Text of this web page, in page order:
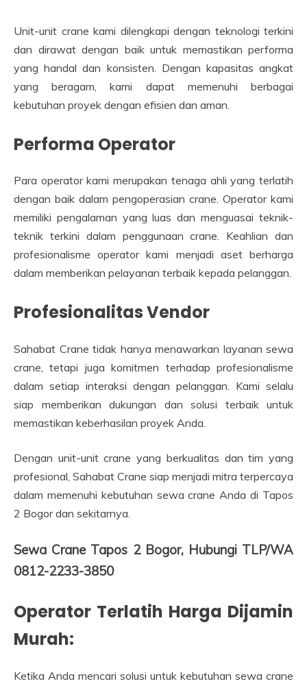
Unit-unit crane kami dilengkapi dengan teknologi terkini
dan dirawat dengan baik untuk memastikan performa
yang handal dan konsisten. Dengan kapasitas angkat
yang beragam, kami dapat memenuhi berbagai
kebutuhan proyek dengan efisien dan aman.
Performa Operator
Para operator kami merupakan tenaga ahli yang terlatih
dengan baik dalam pengoperasian crane. Operator kami
memiliki pengalaman yang luas dan menguasai teknik-
teknik terkini dalam penggunaan crane. Keahlian dan
profesionalisme operator kami menjadi aset berharga
dalam memberikan pelayanan terbaik kepada pelanggan.
Profesionalitas Vendor
Sahabat Crane tidak hanya menawarkan layanan sewa
crane, tetapi juga komitmen terhadap profesionalisme
dalam setiap interaksi dengan pelanggan. Kami selalu
siap memberikan dukungan dan solusi terbaik untuk
memastikan keberhasilan proyek Anda.
Dengan unit-unit crane yang berkualitas dan tim yang
profesional, Sahabat Crane siap menjadi mitra terpercaya
dalam memenuhi kebutuhan sewa crane Anda di Tapos
2 Bogor dan sekitarnya.
Sewa Crane Tapos 2 Bogor, Hubungi TLP/WA
0812-2233-3850
Operator Terlatih Harga Dijamin
Murah:
Ketika Anda mencari solusi untuk kebutuhan sewa crane